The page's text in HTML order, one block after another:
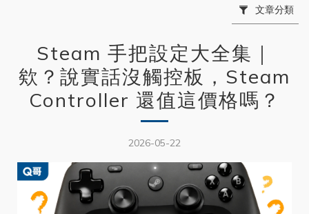
文章分類
Steam 手把設定大全集｜
欸？說實話沒觸控板，Steam
Controller 還值這價格嗎？
2026-05-22